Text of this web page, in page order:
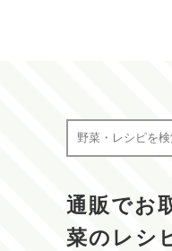
通販でお
菜のレシ